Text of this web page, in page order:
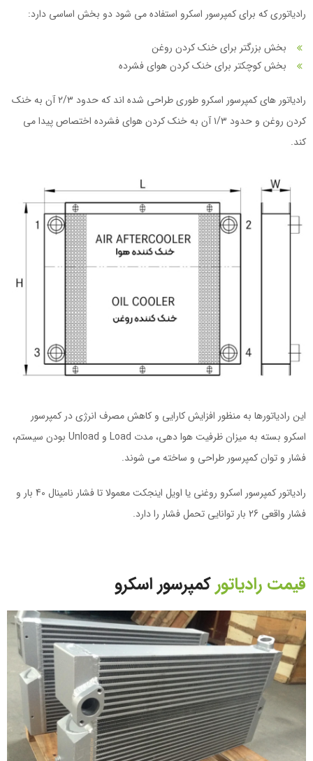
رادیاتوری که برای کمپرسور اسکرو استفاده می شود دو بخش اساسی دارد:
بخش بزرگتر برای خنک کردن روغن
بخش کوچکتر برای خنک کردن هوای فشرده
رادیاتور های کمپرسور اسکرو طوری طراحی شده اند که حدود ۲/۳ آن به خنک
کردن روغن و حدود ۱/۳ آن به خنک کردن هوای فشرده اختصاص پیدا می
کند.
این رادیاتورها به منظور افزایش کارایی و کاهش مصرف انرژی در کمپرسور
اسکرو بسته به میزان ظرفیت هوا دهی، مدت Load و Unload بودن سیستم،
فشار و توان کمپرسور طراحی و ساخته می شوند.
رادیاتور کمپرسور اسکرو روغنی یا اویل اینجکت معمولا تا فشار نامینال 40 بار و
فشار واقعی 26 بار توانایی تحمل فشار را دارد.
قیمت رادیاتورکمپرسور اسکرو